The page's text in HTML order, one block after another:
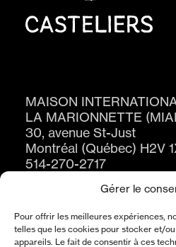
Gérer le
Pour offrir les meilleures expériences,
telles que les cookies pour stocker et/
appareils. Le fait de consentir à ces
MAISON
LA MARIONNETTE
30, avenue St-Just
Montréal (Québec) H2V
514-270-2717